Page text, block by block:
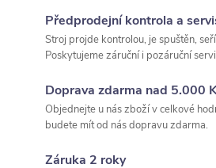
Předprodejní kontrola a
Stroj projde kontrolou, je spuštěn,
Poskytujeme záruční i pozáruční
Doprava zdarma nad 5.000
Objednejte u nás zboží v celkové
budete mít od nás dopravu zdarma.
Záruka 2 roky